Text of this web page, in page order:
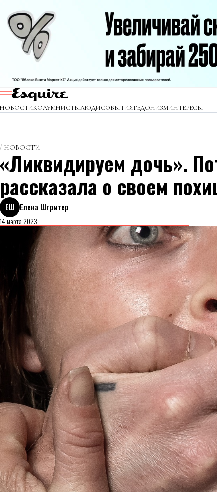
НОВОСТИКОЛУМНИСТЫЛЮДИСОБЫТИЯГЕДОНИЗМИНТЕРЕСЫ
НОВОСТИ
«Ликвидируем дочь».
рассказала о своем
ЕШ Елена Штритер
14 марта 2023